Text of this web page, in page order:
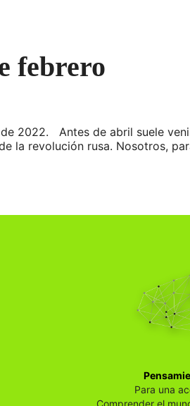
febrero
2022. Antes de abril suele
la revolución rusa. Nosotros,
Para una
Comprender el